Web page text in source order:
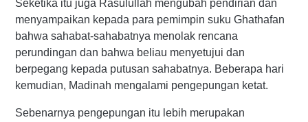
Seketika itu juga Rasulullah mengubah pendirian dan
menyampaikan kepada para pemimpin suku Ghathafan
bahwa sahabat-sahabatnya menolak rencana
perundingan dan bahwa beliau menyetujui dan
berpegang kepada putusan sahabatnya. Beberapa hari
kemudian, Madinah mengalami pengepungan ketat.
Sebenarnya pengepungan itu lebih merupakan